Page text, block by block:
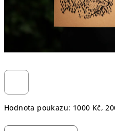
Hodnota poukazu: 1000 Kč,